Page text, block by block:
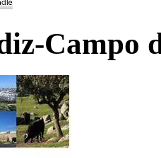
Campo